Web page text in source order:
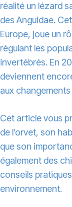
réalité un lézard
des Anguidae.
Europe, joue un
régulant les
invertébrés. En
deviennent
aux
Cet article vous
de l’orvet, son
que son
également des
conseils
environnement.